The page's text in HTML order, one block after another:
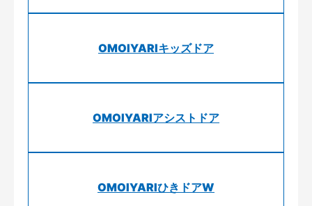
OMOIYARIキッズドア
OMOIYARIアシストドア
OMOIYARIひきドアW